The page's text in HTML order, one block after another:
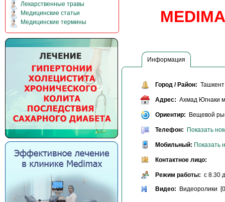
Лекарственные травы
Медицинские статьи
Медицинские термины
Информация
Город / Район:
Адрес: Ахмад Югнаки
Ориентир: Вещевой
Телефон: Показать
Мобильный: Показать
Контактное лицо:
Режим работы: с 8.30
Видео: Видеоролики